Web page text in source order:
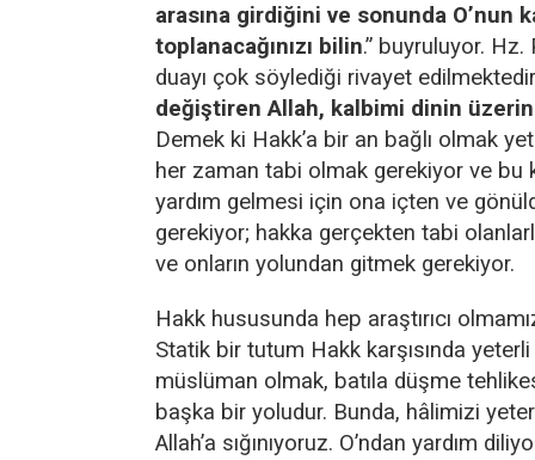
arasına girdiğini ve sonunda O’nun
toplanacağınızı bilin.” buyruluyor.
duayı çok söylediği rivayet
değiştiren Allah, kalbimi dinin
Demek ki Hakk’a bir an bağlı olmak
her zaman tabi olmak gerekiyor ve bu
yardım gelmesi için ona içten ve
gerekiyor; hakka gerçekten tabi
ve onların yolundan gitmek gerekiyor.
Hakk hususunda hep araştırıcı
Statik bir tutum Hakk karşısında
müslüman olmak, batıla düşme
başka bir yoludur. Bunda, hâlimizi
Allah’a sığınıyoruz. O’ndan yardım